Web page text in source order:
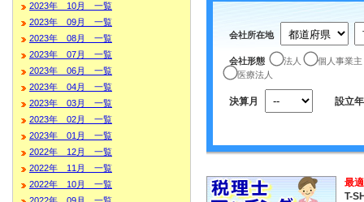
2023年 10月 一覧
2023年 09月 一覧
2023年 08月 一覧
2023年 07月 一覧
2023年 06月 一覧
2023年 04月 一覧
2023年 03月 一覧
2023年 02月 一覧
2023年 01月 一覧
2022年 12月 一覧
2022年 11月 一覧
2022年 10月 一覧
会社所在地
会社形態 法人
個人事業主
医療法人
決算月 設立年
最適
T-